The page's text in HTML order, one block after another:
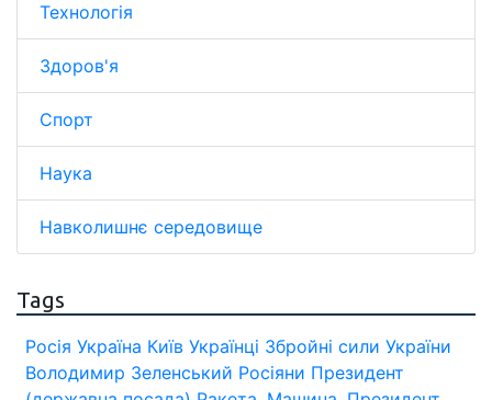
Технологія
Здоров'я
Спорт
Наука
Навколишнє середовище
Tags
Росія Україна Київ Українці Збройні сили України
Володимир Зеленський Росіяни Президент